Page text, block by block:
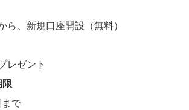
ら、新規口座開設（無料）
レゼント
限
で